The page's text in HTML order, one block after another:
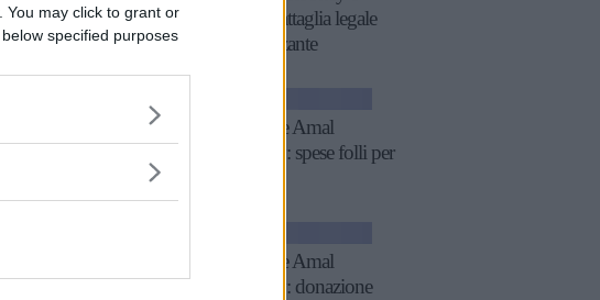
You may click to grant or
specified purposes
quella battaglia legale
imbarazzante
George e Amal
Clooney: spese folli per
George e Amal
Clooney: donazione